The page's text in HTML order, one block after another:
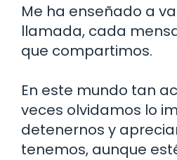
Me ha enseñado a
llamada, cada
que compartimos.
En este mundo tan
veces olvidamos lo
detenernos y
tenemos, aunque